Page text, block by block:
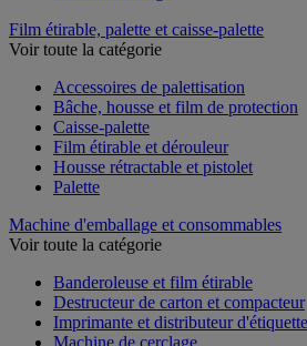
Film étirable, palette et caisse-palette
Accessoires de palettisation
Bâche, housse et film de protection
Caisse-palette
Film étirable et dérouleur
Housse rétractable et pistolet
Machine d'emballage et consommables
Banderoleuse et film étirable
Destructeur de carton et compacteur
Imprimante et distributeur d'étiquettes